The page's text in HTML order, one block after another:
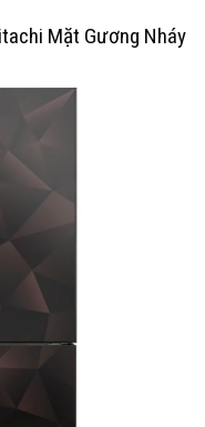
Mặt Gương Nháy